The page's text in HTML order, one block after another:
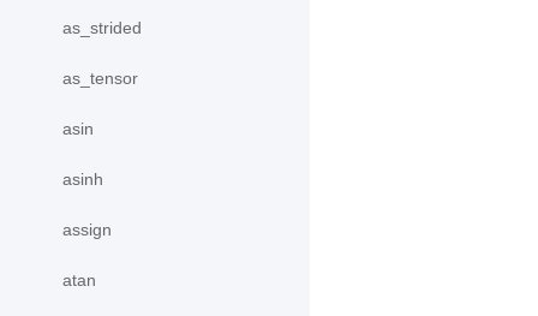
as_strided
as_tensor
asin
asinh
assign
atan